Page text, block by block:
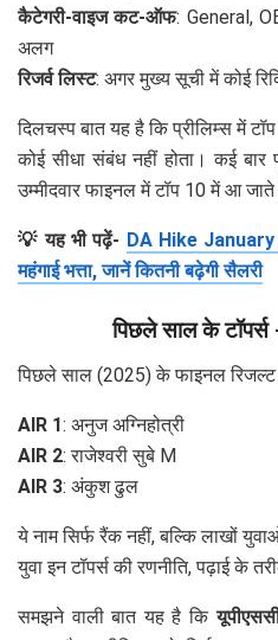
कैटेगरी-वाइज कट-ऑफ: General,
अलग
रिजर्व लिस्ट: अगर मुख्य सूची में कोई
दिलचस्प बात यह है कि प्रीलिम्स में
कोई सीधा संबंध नहीं होता। कई
उम्मीदवार फाइनल में टॉप 10 में आ जाते
💡 यह भी पढ़ें- DA Hike January
महंगाई भत्ता, जानें कितनी बढ़ेगी सैलरी
पिछले साल के टॉपर्स
पिछले साल (2025) के फाइनल
AIR 1: अनुज अग्निहोत्री
AIR 2: राजेश्वरी सुबे M
AIR 3: अंकुश ढुल
ये नाम सिर्फ रैंक नहीं, बल्कि लाखों
युवा इन टॉपर्स की रणनीति, पढ़ाई के
समझने वाली बात यह है कि